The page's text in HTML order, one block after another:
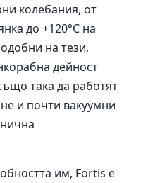
колебания, от
до +120°C на
на тези,
дейност
така да работят
и почти вакуумни
им, Fortis е